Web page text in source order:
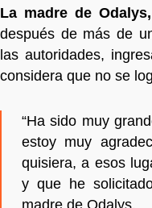
La madre de
después de más de
las autoridades,
considera que no se
“Ha sido muy
estoy muy
quisiera, a esos
y que he
madre de Odalys.